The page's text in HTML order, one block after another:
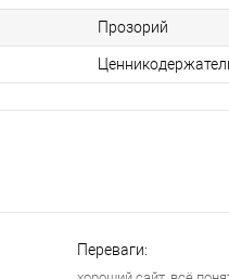
Прозорий
Переваги: